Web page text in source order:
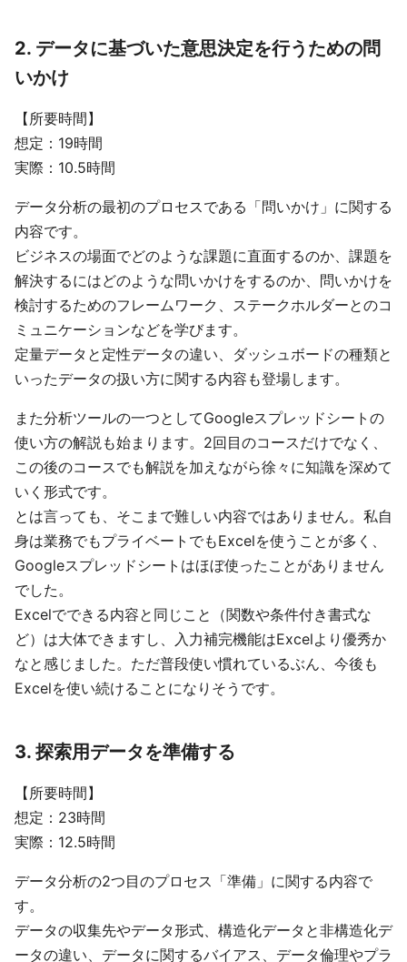
2. データに基づいた意思決定を行うための問
いかけ
【所要時間】
想定：19時間
実際：10.5時間
データ分析の最初のプロセスである「問いかけ」に関する
内容です。
ビジネスの場面でどのような課題に直面するのか、課題を
解決するにはどのような問いかけをするのか、問いかけを
検討するためのフレームワーク、ステークホルダーとのコ
ミュニケーションなどを学びます。
定量データと定性データの違い、ダッシュボードの種類と
いったデータの扱い方に関する内容も登場します。
また分析ツールの一つとしてGoogleスプレッドシートの
使い方の解説も始まります。2回目のコースだけでなく、
この後のコースでも解説を加えながら徐々に知識を深めて
いく形式です。
とは言っても、そこまで難しい内容ではありません。私自
身は業務でもプライベートでもExcelを使うことが多く、
Googleスプレッドシートはほぼ使ったことがありません
でした。
Excelでできる内容と同じこと（関数や条件付き書式な
ど）は大体できますし、入力補完機能はExcelより優秀か
なと感じました。ただ普段使い慣れているぶん、今後も
Excelを使い続けることになりそうです。
3. 探索用データを準備する
【所要時間】
想定：23時間
実際：12.5時間
データ分析の2つ目のプロセス「準備」に関する内容で
す。
データの収集先やデータ形式、構造化データと非構造化デ
ータの違い、データに関するバイアス、データ倫理やプラ